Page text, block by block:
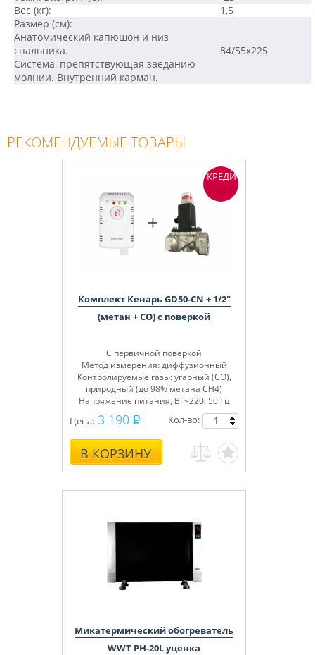
Вес (кг):
1,5
Размер (см):
Анатомический капюшон и низ
спальника.
Система, препятствующая заеданию
молнии. Внутренний карман.
84/55x225
РЕКОМЕНДУЕМЫЕ ТОВАРЫ
Комплект Кенарь GD50-CN + 1/2"
(метан + СО) с поверкой
С первичной поверкой
Метод измерения: диффузионный
Контролируемые газы: угарный (СО),
природный (до 98% метана СН4)
Напряжение питания, В: ~220, 50 Гц
Цена: 3 190
В КОРЗИНУ
Кол-во:
КРЕДИТ
Микатермический обогреватель
WWT PH-20L уценка